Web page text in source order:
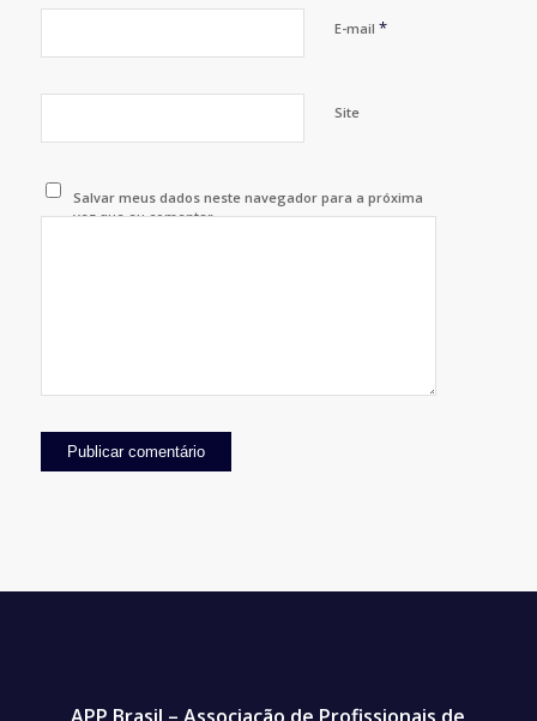
E-mail *
Site
Salvar meus dados neste navegador para a próxima
vez que eu comentar.
APP Brasil – Associação de Profissionais de